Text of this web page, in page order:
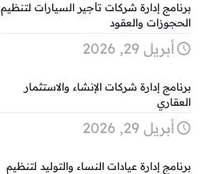
برنامج إدارة شركات تأجير السيارات لتنظيم
الحجوزات والعقود
أبريل 29, 2026
برنامج إدارة شركات الإنشاء والاستثمار
العقاري
أبريل 29, 2026
برنامج إدارة عيادات النساء والتوليد لتنظيم